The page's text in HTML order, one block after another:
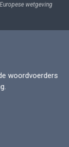
wetgeving
woordvoerders